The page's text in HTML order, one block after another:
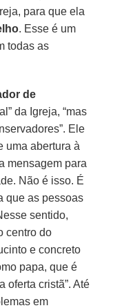
para que ela
. Esse é um
todas as
de
da Igreja, “mas
Ele
uma abertura à
mensagem para
Não é isso. É
que as pessoas
sentido,
centro do
e concreto
papa, que é
oferta cristã”. Até
em